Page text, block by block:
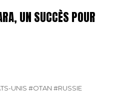
UN SUCCÈS POUR
UNIS #OTAN #RUSSIE